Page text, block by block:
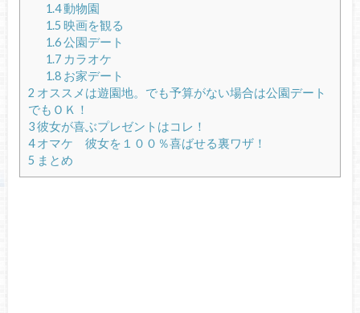
1.4動物園
1.5 映画を観る
1.6公園デート
1.7カラオケ
1.8お家デート
2 オススメは遊園地。でも予算がない場合は公園デート
でもＯＫ！
3彼女が喜ぶプレゼントはコレ！
4オマケ 彼女を１００％喜ばせる裏ワザ！
5 まとめ